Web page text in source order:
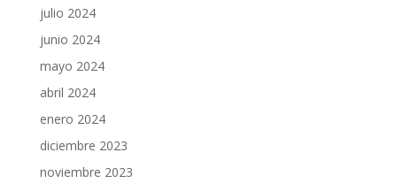
julio 2024
junio 2024
mayo 2024
abril 2024
enero 2024
diciembre 2023
noviembre 2023